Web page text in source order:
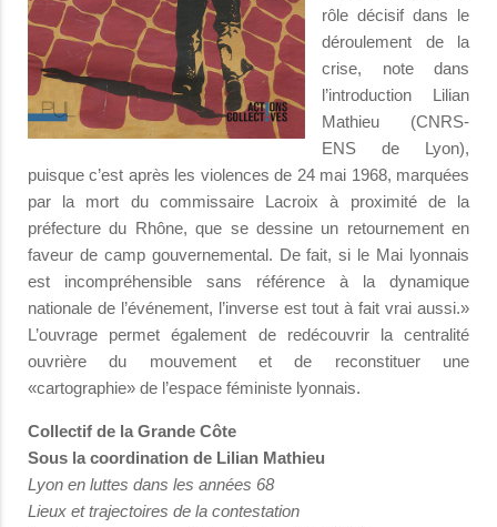
rôle décisif dans le
déroulement de la
crise, note dans
l’introduction Lilian
Mathieu (CNRS-
ENS de Lyon),
puisque c’est après les violences de 24 mai 1968, marquées
par la mort du commissaire Lacroix à proximité de la
préfecture du Rhône, que se dessine un retournement en
faveur de camp gouvernemental. De fait, si le Mai lyonnais
est incompréhensible sans référence à la dynamique
nationale de l’événement, l’inverse est tout à fait vrai aussi.»
L’ouvrage permet également de redécouvrir la centralité
ouvrière du mouvement et de reconstituer une
«cartographie» de l’espace féministe lyonnais.
Collectif de la Grande Côte
Sous la coordination de Lilian Mathieu
Lyon en luttes dans les années 68
Lieux et trajectoires de la contestation